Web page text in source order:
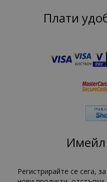
Плати
Регистрирайте се сега,